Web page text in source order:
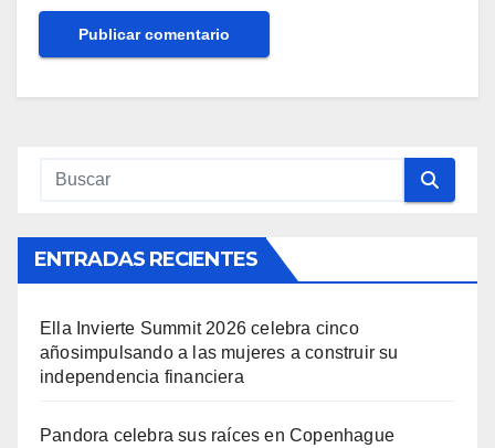
ENTRADAS RECIENTES
Ella Invierte Summit 2026 celebra cinco
añosimpulsando a las mujeres a construir su
independencia financiera
Pandora celebra sus raíces en Copenhague